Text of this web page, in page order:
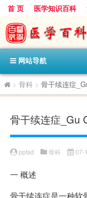
首 页 医学知识百科
心血管病科
呼吸科
内分泌科
口腔科
网站导航
> 骨科 > 骨干续连症
骨干续连症_Gu
pptsd 骨科 07-
一 概述